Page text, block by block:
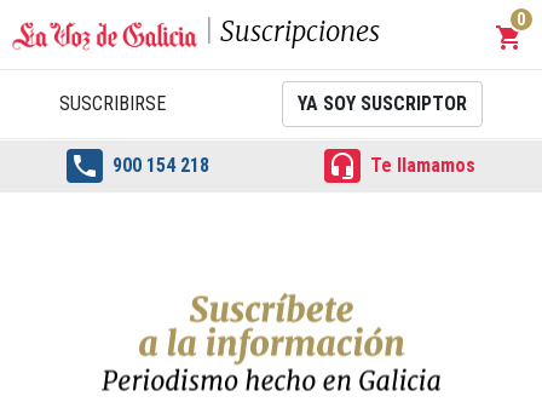
Suscripciones shopping_cart
0
SUSCRIBIRSE YA SOY SUSCRIPTOR
 900 154 218  Te llamamos